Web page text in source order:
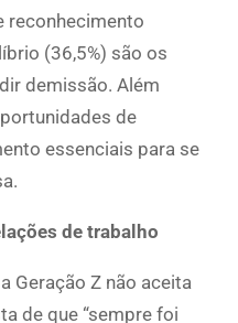
reconhecimento
(36,5%) são os
demissão. Além
de
essenciais para se
de trabalho
Geração Z não aceita
de que “sempre foi